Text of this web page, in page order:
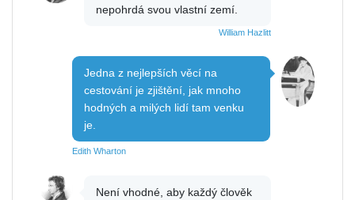
nepohrdá svou vlastní zemí.
William Hazlitt
Jedna z nejlepších věcí na
cestování je zjištění, jak mnoho
hodných a milých lidí tam venku
je.
Edith Wharton
Není vhodné, aby každý člověk